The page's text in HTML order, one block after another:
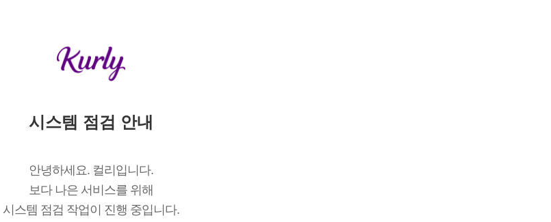
시스템 점검 안내
안녕하세요. 컬리입니다.
보다 나은 서비스를 위해
시스템 점검 작업이 진행 중입니다.